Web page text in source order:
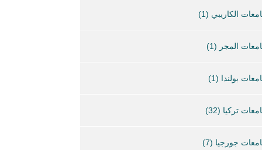
الكاريبي (1)
المجر (1)
بولندا (1)
تركيا (32)
جورجيا (7)